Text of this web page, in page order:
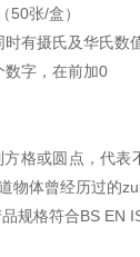
张/盒）
有摄氏及华氏数
数字，在前加0
格或圆点，代
物体曾经历过的
规格符合BS EN